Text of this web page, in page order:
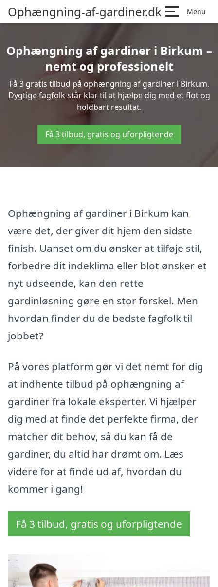
Ophængning-af-gardiner.dk Menu
Ophængning af gardiner i Birkum –
nemt og professionelt
Få 3 gratis tilbud på ophængning af gardiner i Birkum.
Dygtige fagfolk står klar til at hjælpe dig med et flot og
holdbart resultat.
Få 3 tilbud, gratis og uforpligtende
Ophængning af gardiner i Birkum kan
være det, der giver dit hjem den sidste
finish. Uanset om du ønsker at tilføje stil,
forbedre dit indeklima eller blot ønsker et
nyt udseende, kan den rette
gardinløsning gøre en stor forskel. Men
hvordan finder du de bedste fagfolk til
jobbet?
På vores platform gør vi det nemt for dig
at indhente tilbud på ophængning af
gardiner fra lokale eksperter. Vi hjælper
dig med at finde det perfekte firma, der
matcher dit behov, så du kan få de
gardiner, du altid har drømt om. Læs
videre for at finde ud af, hvordan du
kommer i gang!
Få 3 tilbud, gratis og uforpligtende